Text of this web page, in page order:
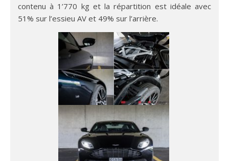
contenu à 1’770 kg et la répartition est idéale avec
51% sur l’essieu AV et 49% sur l’arrière.